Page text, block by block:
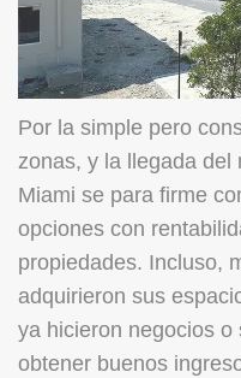
Por la simple pero
zonas, y la llegada del
Miami se para firme
opciones con
propiedades. Incluso,
adquirieron sus
ya hicieron negocios
obtener buenos